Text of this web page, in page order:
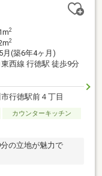
2
2
月(築6年4ヶ月)
西線 行徳駅 徒歩9分
行徳駅前４丁目
カウンターキッチン
の立地が魅力で